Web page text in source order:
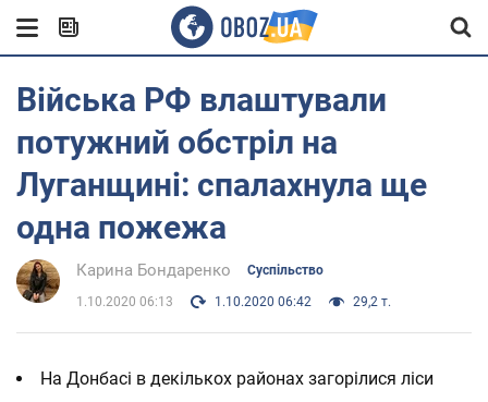
Війська РФ влаштували
потужний обстріл на
Луганщині: спалахнула ще
одна пожежа
Карина Бондаренко Суспільство
1.10.2020 06:13 1.10.2020 06:42 29,2 т.
На Донбасі в декількох районах загорілися ліси